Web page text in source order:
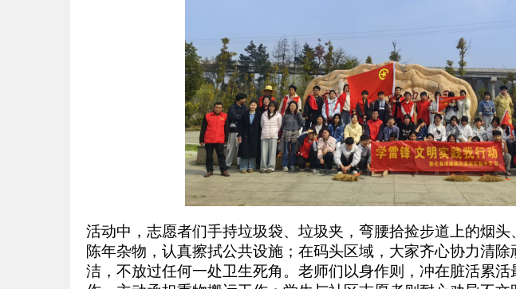
活动中，志愿者们手持垃圾袋、垃圾夹，弯腰拾捡步道上的烟
陈年杂物，认真擦拭公共设施；在码头区域，大家齐心协力清
洁，不放过任何一处卫生死角。老师们以身作则，冲在脏活累